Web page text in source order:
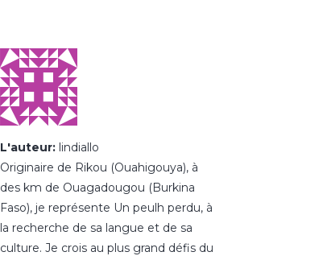
L'auteur:lindiallo
Originaire de Rikou (Ouahigouya), à
des km de Ouagadougou (Burkina
Faso), je représente Un peulh perdu, à
la recherche de sa langue et de sa
culture. Je crois au plus grand défis du